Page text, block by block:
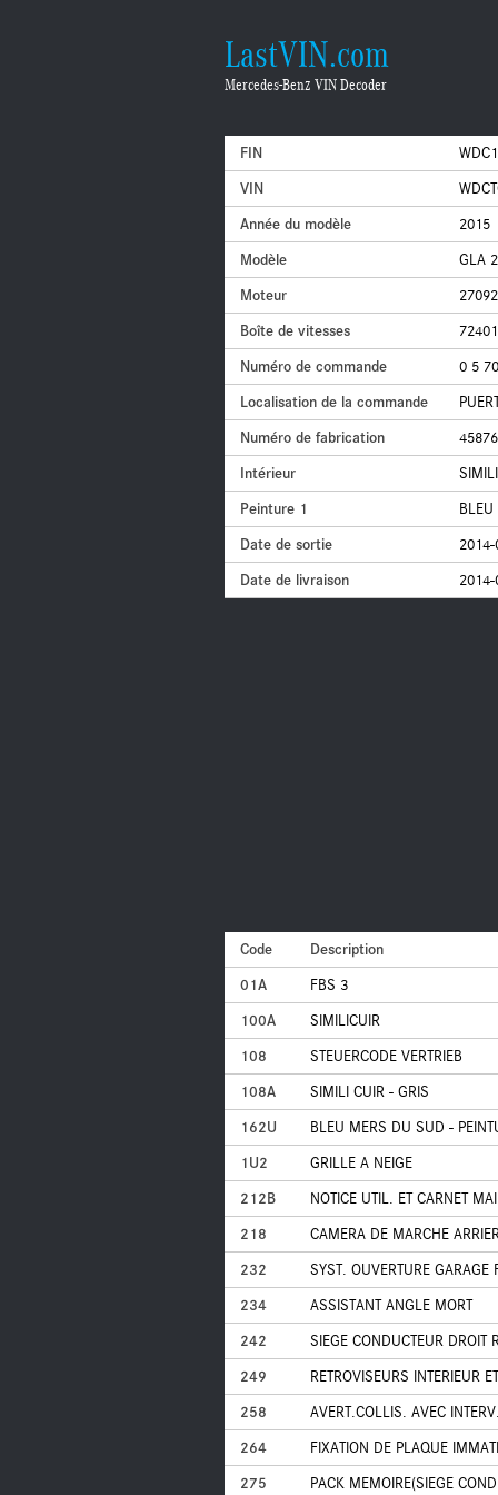
LastVIN.com
Mercedes-Benz VIN Decoder
FIN
VIN
Année du modèle
2015
Modèle
GLA
Moteur
Boîte de vitesses
Numéro de commande
0 5
Localisation de la commande
Numéro de fabrication
Intérieur
Peinture 1
Date de sortie
Date de livraison
Code
Description
01A
FBS 3
100A
SIMILICUIR
108
STEUERCODE VERTRIEB
108A
SIMILI CUIR - GRIS
162U
BLEU MERS DU SUD -
1U2
GRILLE A NEIGE
212B
NOTICE UTIL. ET CARNET
218
CAMERA DE MARCHE
232
SYST. OUVERTURE
234
ASSISTANT ANGLE MORT
242
SIEGE CONDUCTEUR DROIT
249
RETROVISEURS INTERIEUR
258
AVERT.COLLIS. AVEC
264
FIXATION DE PLAQUE
275
PACK MEMOIRE(SIEGE